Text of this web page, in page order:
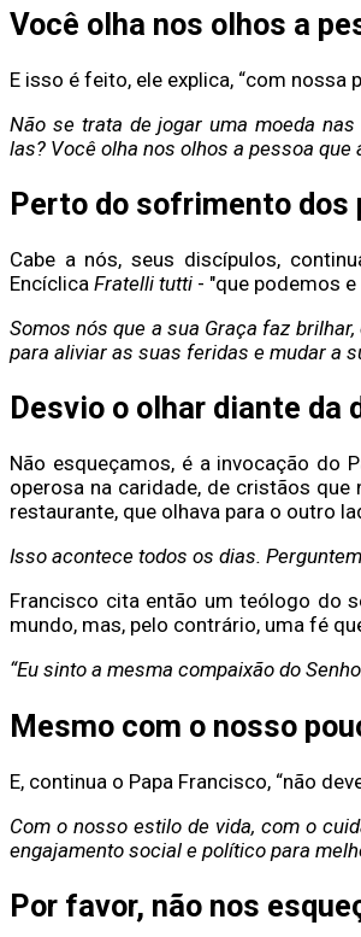
Você olha nos olhos a
E isso é feito, ele explica, “com
Não se trata de jogar uma moeda
las? Você olha nos olhos a pessoa que
Perto do sofrimento dos
Cabe a nós, seus discípulos,
Encíclica Fratelli tutti - "que podemos
Somos nós que a sua Graça faz
para aliviar as suas feridas e mudar a
Desvio o olhar diante da
Não esqueçamos, é a invocação do
operosa na caridade, de cristãos
restaurante, que olhava para o outro
Isso acontece todos os dias.
Francisco cita então um teólogo do
mundo, mas, pelo contrário, uma fé
“Eu sinto a mesma compaixão do
Mesmo com o nosso
E, continua o Papa Francisco, “não
Com o nosso estilo de vida, com o
engajamento social e político para
Por favor, não nos